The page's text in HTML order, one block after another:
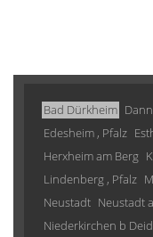
Bad Dürkheim
Edesheim , Pfalz
Herxheim am Berg
Lindenberg , Pfalz
Neustadt Neustadt
Niederkirchen b